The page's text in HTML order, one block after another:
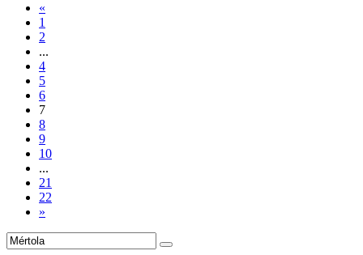
«
1
2
...
4
5
6
7
8
9
10
...
21
22
»